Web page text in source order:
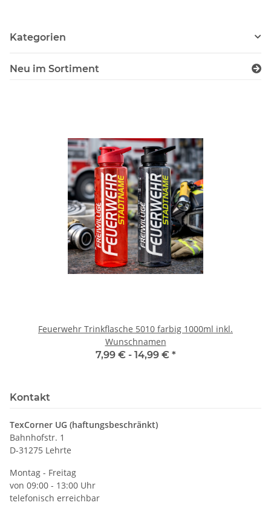
Kategorien
Neu im Sortiment
Feuerwehr Trinkflasche 5010 farbig 1000ml inkl.
Wunschnamen
7,99 € - 14,99 € *
Kontakt
TexCorner UG (haftungsbeschränkt)
Bahnhofstr. 1
D-31275 Lehrte
Montag - Freitag
von 09:00 - 13:00 Uhr
telefonisch erreichbar